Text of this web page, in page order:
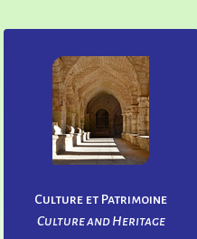
Culture et Patrimoine
Culture and Heritage